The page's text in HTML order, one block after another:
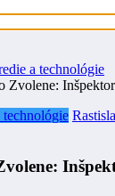
a technológie
Zvolene:
technológie